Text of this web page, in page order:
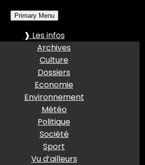
Primary Menu
❱ Les infos
Archives
Culture
Dossiers
Economie
Environnement
Météo
Politique
Société
Sport
Vu d’ailleurs